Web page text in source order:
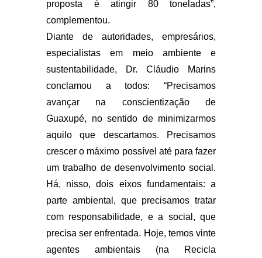
proposta é atingir 80 toneladas”,
complementou.
Diante de autoridades, empresários,
especialistas em meio ambiente e
sustentabilidade, Dr. Cláudio Marins
conclamou a todos: “Precisamos
avançar na conscientização de
Guaxupé, no sentido de minimizarmos
aquilo que descartamos. Precisamos
crescer o máximo possível até para fazer
um trabalho de desenvolvimento social.
Há, nisso, dois eixos fundamentais: a
parte ambiental, que precisamos tratar
com responsabilidade, e a social, que
precisa ser enfrentada. Hoje, temos vinte
agentes ambientais (na Recicla